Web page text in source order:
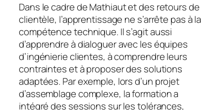
Dans le cadre de Mathiaut et des retours de
clientèle, l’apprentissage ne s’arrête pas à la
compétence technique. Il s’agit aussi
d’apprendre à dialoguer avec les équipes
d’ingénierie clientes, à comprendre leurs
contraintes et à proposer des solutions
adaptées. Par exemple, lors d’un projet
d’assemblage complexe, la formation a
intégré des sessions sur les tolérances,